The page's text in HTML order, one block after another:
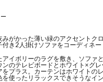
がかった薄い緑のアクセントク
き2人掛けソファをコーディネー
イボリーのラグを敷き、ソファ
ンのテレビボードとホワイト×グ
プラス。カーテンはホワイトの
使ったリラックスできそうなイン